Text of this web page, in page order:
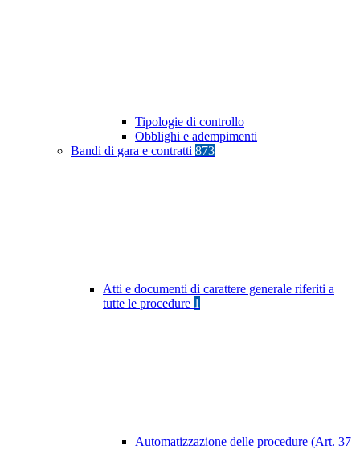
Tipologie di controllo
Obblighi e adempimenti
Bandi di gara e contratti 873
Atti e documenti di carattere generale riferiti a
tutte le procedure 1
Automatizzazione delle procedure (Art. 37